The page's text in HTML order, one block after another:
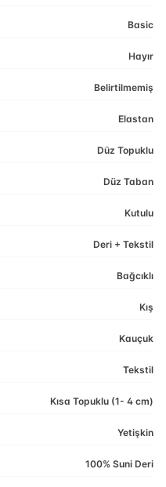
Basic
Hayır
Belirtilmemiş
Elastan
Düz Topuklu
Düz Taban
Kutulu
Deri + Tekstil
Bağcıklı
Kış
Kauçuk
Tekstil
Kısa Topuklu (1- 4 cm)
Yetişkin
100% Suni Deri